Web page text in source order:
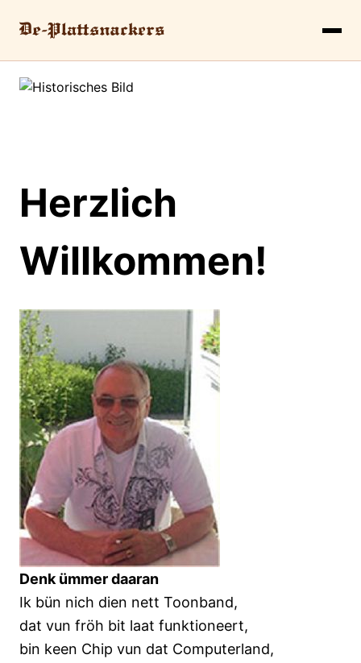
Herzlich
Willkommen!
Denk ümmer daaran
Ik bün nich dien nett Toonband,
dat vun fröh bit laat funktioneert,
bin keen Chip vun dat Computerland,